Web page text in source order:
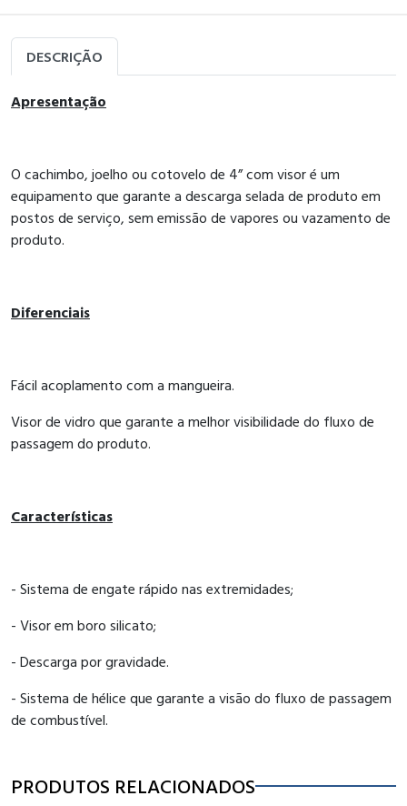
DESCRIÇÃO
Apresentação
O cachimbo, joelho ou cotovelo de 4” com visor é um
equipamento que garante a descarga selada de produto em
postos de serviço, sem emissão de vapores ou vazamento de
produto.
Diferenciais
Fácil acoplamento com a mangueira.
Visor de vidro que garante a melhor visibilidade do fluxo de
passagem do produto.
Características
- Sistema de engate rápido nas extremidades;
- Visor em boro silicato;
- Descarga por gravidade.
- Sistema de hélice que garante a visão do fluxo de passagem
de combustível.
PRODUTOS RELACIONADOS